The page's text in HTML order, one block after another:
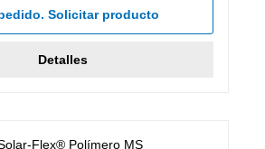
Solicitar producto
Detalles